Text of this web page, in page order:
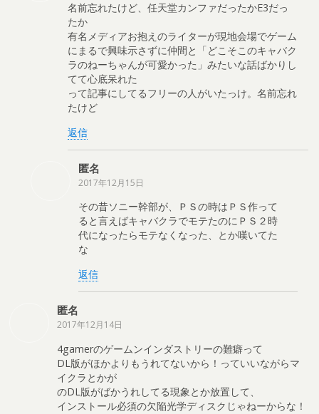
名前忘れたけど、任天堂カンファだったかE3だっ
たか
有名メディアお抱えのライターが現地会場でゲーム
にまるで興味示さずに仲間と「どこそこのキャバク
ラのねーちゃんが可愛かった」みたいな話ばかりし
てて心底呆れた
って記事にしてるフリーの人がいたっけ。名前忘れ
たけど
返信
匿名
2017年12月15日
その昔ソニー幹部が、ＰＳの時はＰＳ作って
ると言えばキャバクラでモテたのにＰＳ２時
代になったらモテなくなった、とか嘆いてた
な
返信
匿名
2017年12月14日
4gamerのゲームンインダストリーの難癖って
DL版がほかよりもうれてないから！っていいながらマ
イクラとかが
のDL版がばかうれしてる現象とか放置して、
インストール必須の欠陥光学ディスクじゃねーからな！